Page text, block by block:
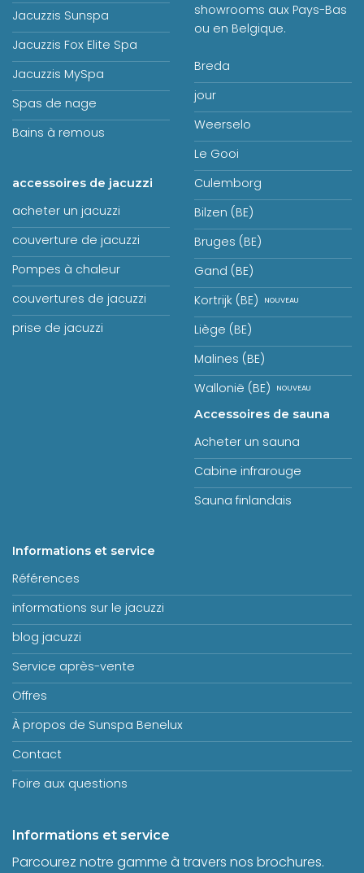
Jacuzzis Sunspa
Jacuzzis Fox Elite Spa
Jacuzzis MySpa
Spas de nage
Bains à remous
accessoires de jacuzzi
acheter un jacuzzi
couverture de jacuzzi
Pompes à chaleur
couvertures de jacuzzi
prise de jacuzzi
showrooms aux Pays-Bas
ou en Belgique.
Breda
jour
Weerselo
Le Gooi
Culemborg
Bilzen (BE)
Bruges (BE)
Gand (BE)
Kortrijk (BE)
Liège (BE)
Malines (BE)
Wallonië (BE)
Accessoires de sauna
Acheter un sauna
Cabine infrarouge
Sauna finlandais
Informations et service
Références
informations sur le jacuzzi
blog jacuzzi
Service après-vente
Offres
À propos de Sunspa Benelux
Contact
Foire aux questions
Informations et service
Parcourez notre gamme à travers nos brochures.